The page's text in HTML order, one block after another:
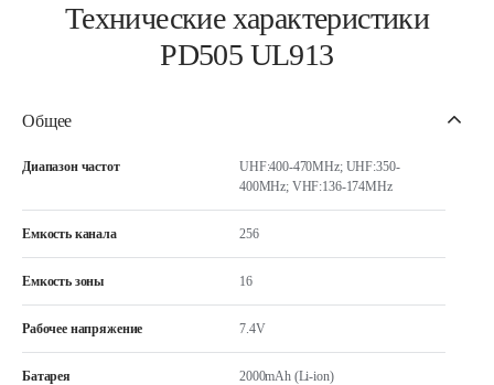
Технические характеристики
PD505 UL913
Общее
Диапазон частот
UHF:400-470MHz; UHF:350-
400MHz; VHF:136-174MHz
Емкость канала 256
Емкость зоны 16
Рабочее напряжение 7.4V
Батарея 2000mAh (Li-ion)